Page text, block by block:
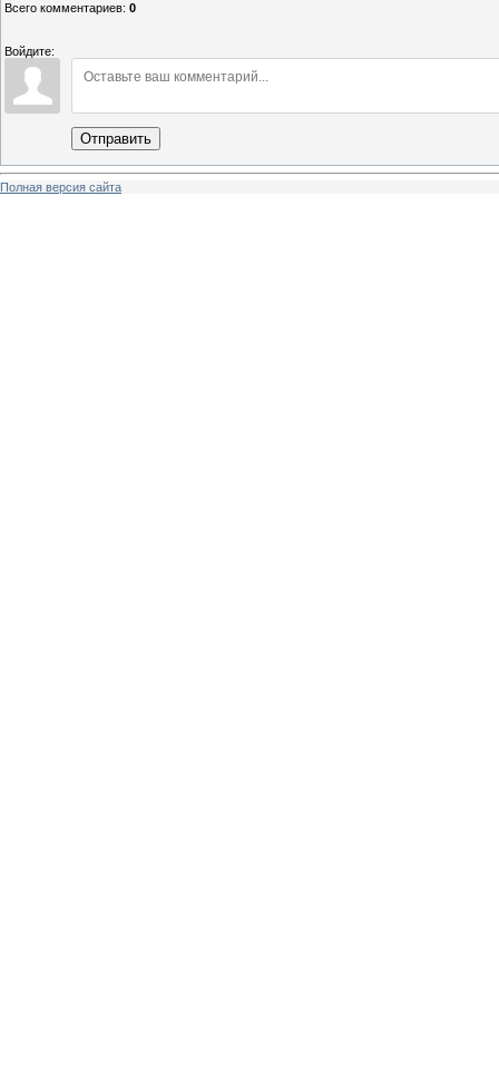
Всего комментариев: 0
Войдите:
Отправить
Полная версия сайта